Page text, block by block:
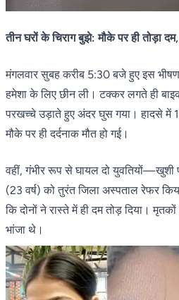
तीन घरों के चिराग बुझे: मौके पर ही तोड़ा
मंगलवार सुबह करीब 5:30 बजे हुए इस
हमेशा के लिए छीन ली। टक्कर लगते ही
परखच्चे उड़ाते हुए अंदर घुस गया। हादसे में
मौके पर ही दर्दनाक मौत हो गई।
वहीं, गंभीर रूप से घायल दो
(23 वर्ष) को तुरंत जिला अस्पताल रेफर
कि दोनों ने रास्ते में ही दम तोड़ दिया।
भांजा थे।